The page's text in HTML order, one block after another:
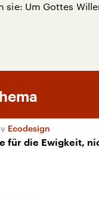
sie: Um Gottes
Ecodesign
für die Ewigkeit,